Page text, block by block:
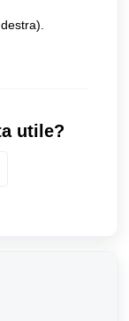
utile?